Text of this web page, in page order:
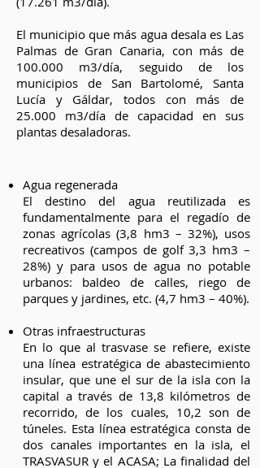
Agua regenerada
El destino del agua reutilizada es
fundamentalmente para el regadío de
zonas agrícolas (3,8 hm3 – 32%), usos
recreativos (campos de golf 3,3 hm3 –
28%) y para usos de agua no potable
urbanos: baldeo de calles, riego de
parques y jardines, etc. (4,7 hm3 – 40%).
Otras infraestructuras
En lo que al trasvase se refiere, existe
una línea estratégica de abastecimiento
insular, que une el sur de la isla con la
capital a través de 13,8 kilómetros de
recorrido, de los cuales, 10,2 son de
túneles. Esta línea estratégica consta de
dos canales importantes en la isla, el
TRASVASUR y el ACASA; La finalidad del
El municipio que más agua desala es Las
Palmas de Gran Canaria, con más de
100.000 m3/día, seguido de los
municipios de San Bartolomé, Santa
Lucía y Gáldar, todos con más de
25.000 m3/día de capacidad en sus
plantas desaladoras.